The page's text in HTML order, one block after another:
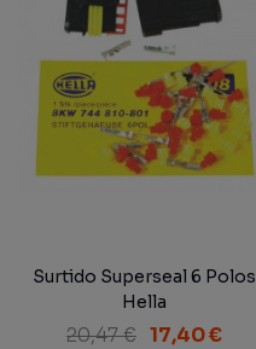
Surtido Superseal 6 Polos
Hella
20,47 € 17,40 €